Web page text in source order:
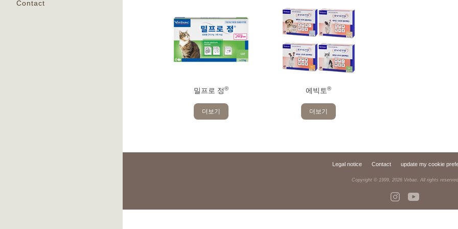
Contact
밀프로 정®
더보기
에빅토®
더보기
Legal notice Contact update my cookie
Copyright © 1999, 2026Virbac. All rights reserved